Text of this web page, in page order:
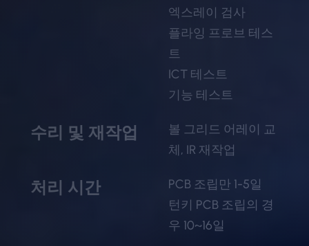
엑스레이 검사
플라잉 프로브 테스
트
ICT 테스트
기능 테스트
수리 및 재작업
볼 그리드 어레이 교
체, IR 재작업
처리 시간
PCB 조립만 1-5일
턴키 PCB 조립의 경
우 10~16일